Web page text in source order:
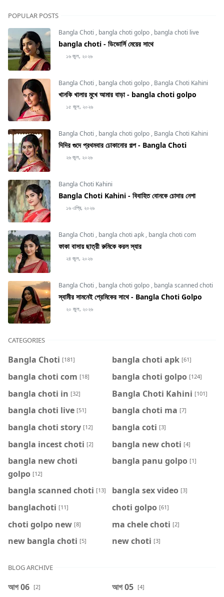
POPULAR POSTS
Bangla Choti , bangla choti golpo , bangla choti live
bangla choti - ডিভোর্সি মেয়ের সাথে
১৬ জুল, ২০২৬
Bangla Choti , bangla choti golpo , Bangla Choti Kahini
খানকি খালার মুখে আমার বাড়া - bangla choti golpo
১৫ জুল, ২০২৬
Bangla Choti , bangla choti golpo , Bangla Choti Kahini
দিদির গুদে প্রথমবার ঢোকানোর গল্প - Bangla Choti
২৬ জুল, ২০২৬
Bangla Choti Kahini
Bangla Choti Kahini - বিবাহিত বোনকে চোদার নেশা
১৬ এপ্রি, ২০২৬
Bangla Choti , bangla choti apk , bangla choti com
ফাকা বাসায় ছাত্রী রুমিকে করল স্যার
২৪ জুল, ২০২৬
Bangla Choti , bangla choti golpo , bangla scanned choti
স্বামীর সামনেই প্রেমিকের সাথে - Bangla Choti Golpo
২০ জুল, ২০২৬
CATEGORIES
Bangla Choti [181] bangla choti apk [61]
bangla choti com [18] bangla choti golpo [124]
bangla choti in [32] Bangla Choti Kahini [101]
bangla choti live [51] bangla choti ma [7]
bangla choti story [12] bangla coti [3]
bangla incest choti [2] bangla new choti [4]
bangla new choti
golpo [12]
bangla panu golpo [1]
bangla scanned choti [13] bangla sex video [3]
banglachoti [11] choti golpo [61]
choti golpo new [8] ma chele choti [2]
new bangla choti [5] new choti [3]
BLOG ARCHIVE
আগ 06 [2] আগ 05 [4]